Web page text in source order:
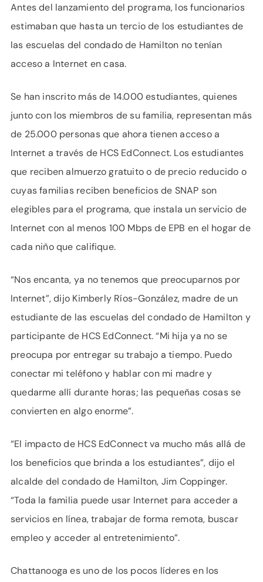
Antes del lanzamiento del programa, los funcionarios
estimaban que hasta un tercio de los estudiantes de
las escuelas del condado de Hamilton no tenían
acceso a Internet en casa.
Se han inscrito más de 14.000 estudiantes, quienes
junto con los miembros de su familia, representan más
de 25.000 personas que ahora tienen acceso a
Internet a través de HCS EdConnect. Los estudiantes
que reciben almuerzo gratuito o de precio reducido o
cuyas familias reciben beneficios de SNAP son
elegibles para el programa, que instala un servicio de
Internet con al menos 100 Mbps de EPB en el hogar de
cada niño que califique.
“Nos encanta, ya no tenemos que preocuparnos por
Internet”, dijo Kimberly Ríos-González, madre de un
estudiante de las escuelas del condado de Hamilton y
participante de HCS EdConnect. “Mi hija ya no se
preocupa por entregar su trabajo a tiempo. Puedo
conectar mi teléfono y hablar con mi madre y
quedarme allí durante horas; las pequeñas cosas se
convierten en algo enorme”.
“El impacto de HCS EdConnect va mucho más allá de
los beneficios que brinda a los estudiantes”, dijo el
alcalde del condado de Hamilton, Jim Coppinger.
“Toda la familia puede usar Internet para acceder a
servicios en línea, trabajar de forma remota, buscar
empleo y acceder al entretenimiento”.
Chattanooga es uno de los pocos líderes en los